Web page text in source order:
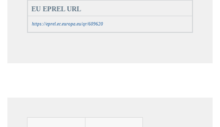
EU EPREL URL
https://eprel.ec.europa.eu/qr/609620